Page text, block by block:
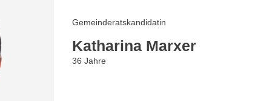
Gemeinderatskandidatin
Katharina Marxer
36 Jahre